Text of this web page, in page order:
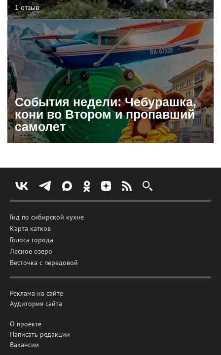
1 отзыв
События недели: Чебурашка,
кони во Втором и пропавший
самолет
Гид по сибирской кухне
Карта катков
Голоса города
Лесное озеро
Весточка с передовой
Реклама на сайте
Аудитория сайта
О проекте
Написать редакции
Вакансии